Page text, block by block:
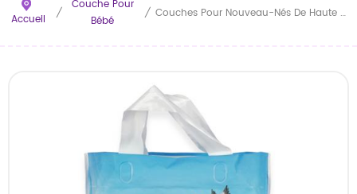
Accueil /
Couche Pour
Bébé
/ Couches Pour Nouveau-Nés De Haute Qualité, Très Populaires En Chine : Douces, Ultra-Absorbantes, Avec Barrière Anti-Fuites Et Couches Respirantes Pour Peaux Sensibles. Fourniture OEM Disponible.